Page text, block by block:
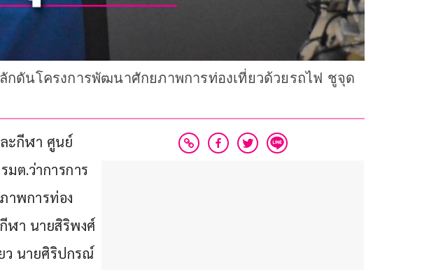
กดันโครงการพัฒนาศักยภาพการท่องเที่ยวด้วยรถไฟ ชูจุด
ะกีฬา ศูนย์
มต.ว่าการการ
าพการท่อง
ฬา นายสิริพงศ์
ว นายศิริปกรณ์